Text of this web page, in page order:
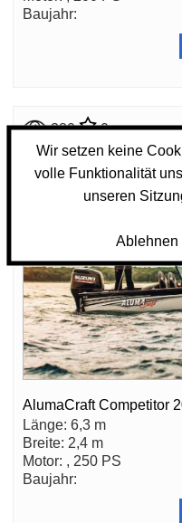
Baujahr:
380 0
AlumaCraft Competitor
Länge: 6,3 m
Breite: 2,4 m
Motor: , 250 PS
Baujahr:
Wir setzen keine
volle Funktionalität
unseren
Ablehnen